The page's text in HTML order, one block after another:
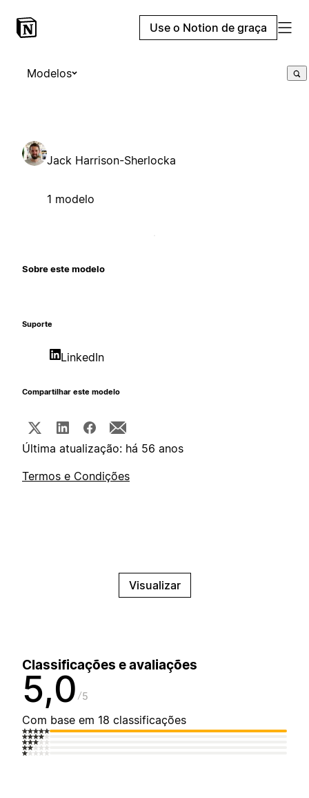
Use o Notion de graça
Modelos
Jack Harrison-Sherlocka
1 modelo
Sobre este modelo
Suporte
LinkedIn
Compartilhar este modelo
Última atualização: há 56 anos
Termos e Condições
Visualizar
Classificações e avaliações
5,0 5
Com base em 18 classificações